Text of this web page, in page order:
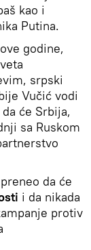
kao i
Putina.
godine,
srpski
Vučić vodi
će Srbija,
sa Ruskom
da će
i da nikada
protiv